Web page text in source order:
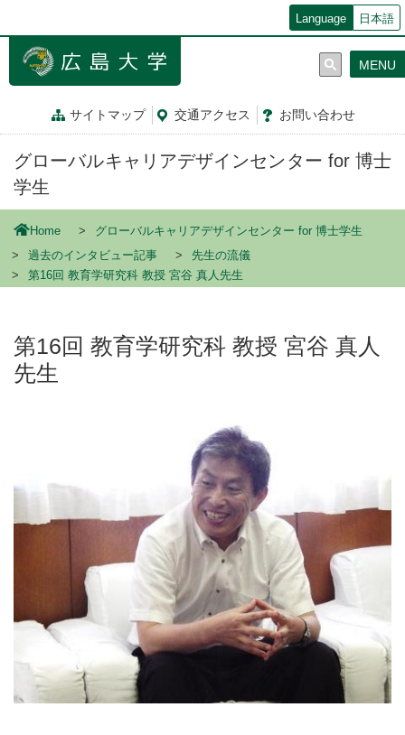
ン
Language 日本語
サイトマップ 交通アクセス お問い合わせ
MENU
グローバルキャリアデザインセンター for 博士
学生
Home
グローバルキャリアデザインセンター for 博士学生
過去のインタビュー記事
先生の流儀
第16回 教育学研究科 教授 宮谷 真人先生
第16回 教育学研究科 教授 宮谷 真人
先生